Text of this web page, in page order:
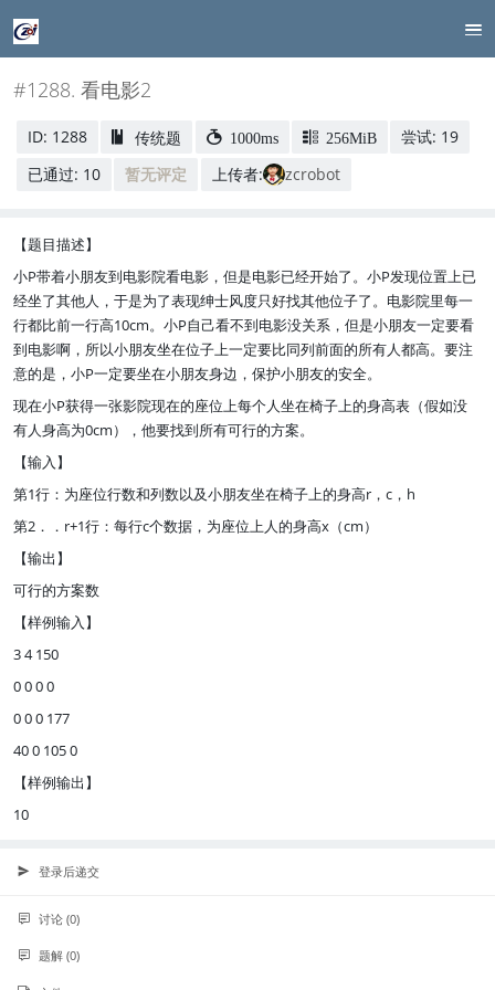
#1288. 看电影2
ID: 1288 传统题 1000ms 256MiB
尝试: 19
已通过: 10
暂无评定 上传者: zcrobot
【题目描述】
小P带着小朋友到电影院看电影，但是电影已经开始了。小P发现位置上已
经坐了其他人，于是为了表现绅士风度只好找其他位子了。电影院里每一
行都比前一行高10cm。小P自己看不到电影没关系，但是小朋友一定要看
到电影啊，所以小朋友坐在位子上一定要比同列前面的所有人都高。要注
意的是，小P一定要坐在小朋友身边，保护小朋友的安全。
现在小P获得一张影院现在的座位上每个人坐在椅子上的身高表（假如没
有人身高为0cm），他要找到所有可行的方案。
【输入】
第1行：为座位行数和列数以及小朋友坐在椅子上的身高r，c，h
第2．．r+1行：每行c个数据，为座位上人的身高x（cm）
【输出】
可行的方案数
【样例输入】
3 4 150
0 0 0 0
0 0 0 177
40 0 105 0
【样例输出】
10
登录后递交
讨论 (0)
题解 (0)